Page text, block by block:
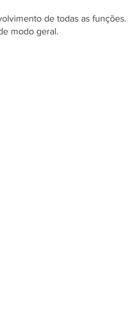
de todas as funções.
modo geral.